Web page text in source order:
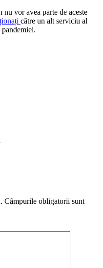
vor avea parte de aceste
către un alt serviciu al
Câmpurile obligatorii sunt